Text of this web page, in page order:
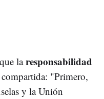
laresponsabilidad
compartida: "Primero,
y la Unión